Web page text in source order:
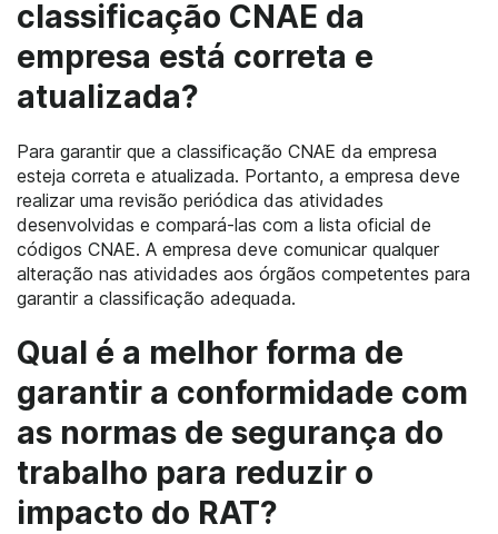
classificação CNAE da
empresa está correta e
atualizada?
Para garantir que a classificação CNAE da empresa
esteja correta e atualizada. Portanto, a empresa deve
realizar uma revisão periódica das atividades
desenvolvidas e compará-las com a lista oficial de
códigos CNAE. A empresa deve comunicar qualquer
alteração nas atividades aos órgãos competentes para
garantir a classificação adequada.
Qual é a melhor forma de
garantir a conformidade com
as normas de segurança do
trabalho para reduzir o
impacto do RAT?